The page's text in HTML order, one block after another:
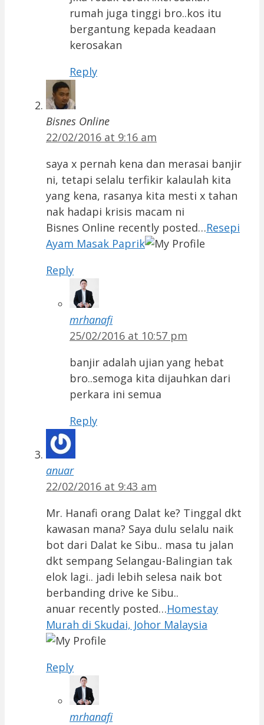
rumah juga tinggi bro..kos itu
bergantung kepada keadaan
kerosakan
Reply
Bisnes Online
22/02/2016 at 9:16 am
saya x pernah kena dan merasai banjir
ni, tetapi selalu terfikir kalaulah kita
yang kena, rasanya kita mesti x tahan
nak hadapi krisis macam ni
Bisnes Online recently posted…Resepi
Ayam Masak Paprik
Reply
mrhanafi
25/02/2016 at 10:57 pm
banjir adalah ujian yang hebat
bro..semoga kita dijauhkan dari
perkara ini semua
Reply
anuar
22/02/2016 at 9:43 am
Mr. Hanafi orang Dalat ke? Tinggal dkt
kawasan mana? Saya dulu selalu naik
bot dari Dalat ke Sibu.. masa tu jalan
dkt sempang Selangau-Balingian tak
elok lagi.. jadi lebih selesa naik bot
berbanding drive ke Sibu..
anuar recently posted…Homestay
Murah di Skudai, Johor Malaysia
Reply
mrhanafi